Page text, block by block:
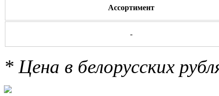
Ассортимент
-
* Цена в белорусских